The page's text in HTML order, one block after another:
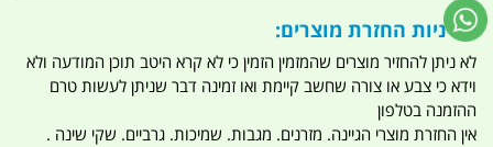
מדיניות החזרת מוצרים:
לא ניתן להחזיר מוצרים שהמזמין הזמין כי לא קרא היטב תוכן המודעה ולא
וידא כי צבע או צורה שחשב קיימת ואו זמינה דבר שניתן לעשות טרם
ההזמנה בטלפון
אין החזרת מוצרי הגיינה. מזרנים. מגבות. שמיכות. גרביים. שקי שינה .